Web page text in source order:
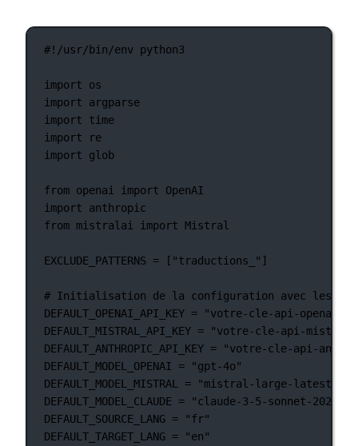
#!/usr/bin/env python3
import os
import argparse
import time
import re
import glob
from openai import OpenAI
import anthropic
from mistralai import Mistral
EXCLUDE_PATTERNS = [ "traductions_" ]
# Initialisation de la configuration avec les
DEFAULT_OPENAI_API_KEY =
"votre-cle-api-openai-
DEFAULT_MISTRAL_API_KEY =
"votre-cle-api-mistral-
DEFAULT_ANTHROPIC_API_KEY =
"votre-cle-api-
DEFAULT_MODEL_OPENAI =
"gpt-4o"
DEFAULT_MODEL_MISTRAL
=
"mistral-large-latest"
DEFAULT_MODEL_CLAUDE =
"claude-3-5-sonnet-
DEFAULT_SOURCE_LANG =
"fr"
DEFAULT_TARGET_LANG =
"en"